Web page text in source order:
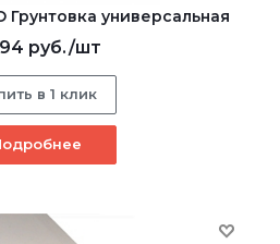
Грунтовка универсальная
руб./шт
в 1 клик